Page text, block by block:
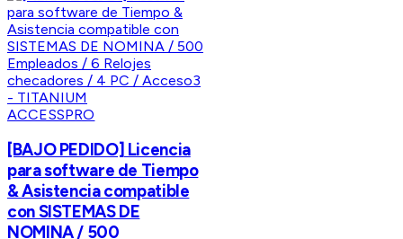
ACCESSPRO
[BAJO PEDIDO] Licencia
para software de Tiempo
& Asistencia compatible
con SISTEMAS DE
NOMINA / 500